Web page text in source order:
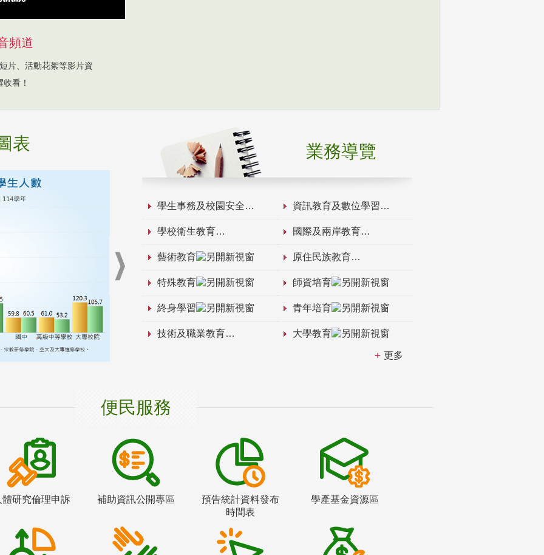
頻道
片、活動花絮等影片資
看！
表 業務導覽
學生事務及校園安全 資訊教育及數位學習
學校衛生教育 國際及兩岸教育
藝術教育 原住民族教育
特殊教育 師資培育
終身學習 青年培育
技術及職業教育 大學教育
更多
便民服務
體研究倫理申訴 補助資訊公開專區
預告統計資料發布
時間表
學產基金資源區